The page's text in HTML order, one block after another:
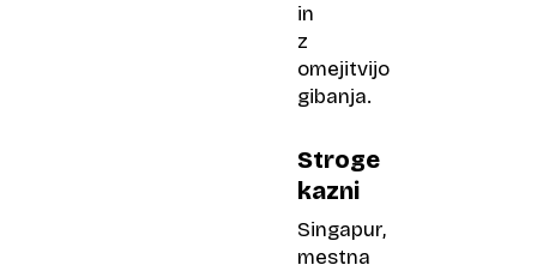
in
z
omejitvijo
gibanja.
Stroge
kazni
Singapur,
mestna